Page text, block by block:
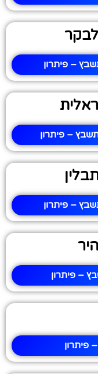
– פיתרון
– פיתרון
– פיתרון
– פיתרון
פיתרון